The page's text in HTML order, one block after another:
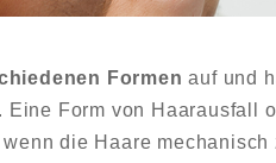
Formen auf und
Eine Form von Haarausfall
die Haare